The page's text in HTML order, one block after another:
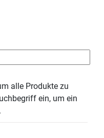
alle Produkte zu
ein, um ein